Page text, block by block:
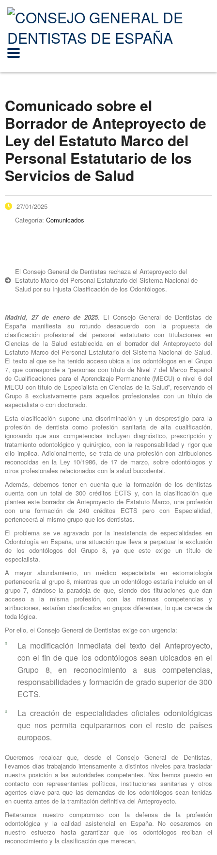
Comunicado sobre el
Borrador de Anteproyecto de
Ley del Estatuto Marco del
Personal Estatutario de los
Servicios de Salud
27/01/2025
Categoría: Comunicados
El Consejo General de Dentistas rechaza el Anteproyecto del
Estatuto Marco del Personal Estatutario del Sistema Nacional de
Salud por su Injusta Clasificación de los Odontólogos.
Madrid, 27 de enero de 2025. El Consejo General de Dentistas de
España manifiesta su rotundo desacuerdo con la propuesta de
clasificación profesional del personal estatutario con titulaciones en
Ciencias de la Salud establecida en el borrador del Anteproyecto del
Estatuto Marco del Personal Estatutario del Sistema Nacional de Salud.
El texto al que se ha tenido acceso ubica a los odontólogos en el Grupo
7, que corresponde a “personas con título de Nivel 7 del Marco Español
de Cualificaciones para el Aprendizaje Permanente (MECU) o nivel 6 del
MECU con título de Especialista en Ciencias de la Salud”, reservando el
Grupo 8 exclusivamente para aquellos profesionales con un título de
especialista o con doctorado.
Esta clasificación supone una discriminación y un desprestigio para la
profesión de dentista como profesión sanitaria de alta cualificación,
ignorando que sus competencias incluyen diagnóstico, prescripción y
tratamiento odontológico y quirúrgico, con la responsabilidad y rigor que
ello implica. Adicionalmente, se trata de una profesión con atribuciones
reconocidas en la Ley 10/1986, de 17 de marzo, sobre odontólogos y
otros profesionales relacionados con la salud bucodental.
Además, debemos tener en cuenta que la formación de los dentistas
cuenta con un total de 300 créditos ECTS y, con la clasificación que
plantea este borrador de Anteproyecto de Estatuto Marco, una profesión
con una formación de 240 créditos ECTS pero con Especialidad,
pertenecerá al mismo grupo que los dentistas.
El problema se ve agravado por la inexistencia de especialidades en
Odontología en España, una situación que lleva a perpetuar la exclusión
de los odontólogos del Grupo 8, ya que este exige un título de
especialista.
A mayor abundamiento, un médico especialista en estomatología
pertenecería al grupo 8, mientras que un odontólogo estaría incluido en el
grupo 7, dándose la paradoja de que, siendo dos titulaciones que dan
acceso a la misma profesión, con las mismas competencias y
atribuciones, estarían clasificados en grupos diferentes, lo que carece de
toda lógica.
Por ello, el Consejo General de Dentistas exige con urgencia:
La modificación inmediata del texto del Anteproyecto,
con el fin de que los odontólogos sean ubicados en el
Grupo 8, en reconocimiento a sus competencias,
responsabilidades y formación de grado superior de 300
ECTS.
La creación de especialidades oficiales odontológicas
que nos permita equipararnos con el resto de países
europeos.
Queremos recalcar que, desde el Consejo General de Dentistas,
llevamos días trabajando intensamente a distintos niveles para trasladar
nuestra posición a las autoridades competentes. Nos hemos puesto en
contacto con representantes políticos, instituciones sanitarias y otros
agentes clave para que las demandas de los odontólogos sean tenidas
en cuenta antes de la tramitación definitiva del Anteproyecto.
Reiteramos nuestro compromiso con la defensa de la profesión
odontológica y la calidad asistencial en España. No cesaremos en
nuestro esfuerzo hasta garantizar que los odontólogos reciban el
reconocimiento y la clasificación que merecen.